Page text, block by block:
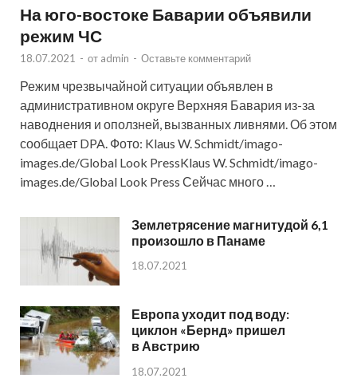
На юго-востоке Баварии объявили
режим ЧС
18.07.2021 - от admin - Оставьте комментарий
Режим чрезвычайной ситуации объявлен в
административном округе Верхняя Бавария из-за
наводнения и оползней, вызванных ливнями. Об этом
сообщает DPA. Фото: Klaus W. Schmidt/imago-
images.de/Global Look PressKlaus W. Schmidt/imago-
images.de/Global Look Press Сейчас много …
Землетрясение магнитудой 6,1
произошло в Панаме
18.07.2021
Европа уходит под воду:
циклон «Бернд» пришел
в Австрию
18.07.2021